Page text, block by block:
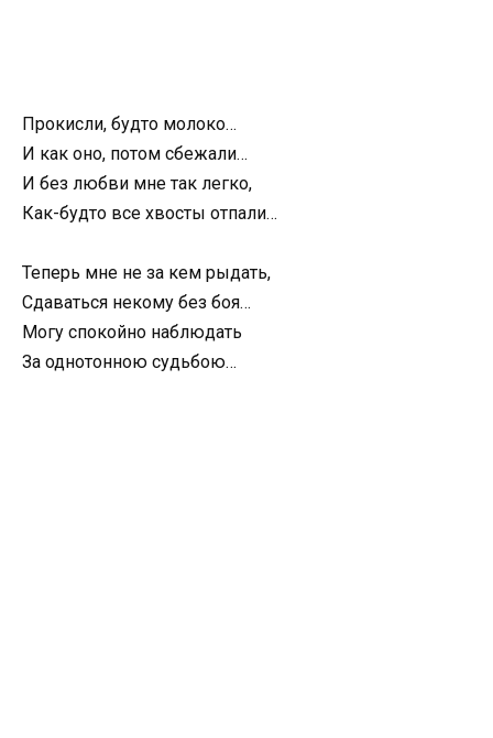
Прокисли, будто молоко…
И как оно, потом сбежали…
И без любви мне так легко,
Как-будто все хвосты отпали…
Теперь мне не за кем рыдать,
Сдаваться некому без боя…
Могу спокойно наблюдать
За однотонною судьбою…